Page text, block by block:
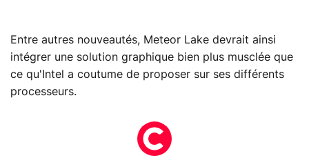
Entre autres nouveautés, Meteor Lake devrait ainsi
intégrer une solution graphique bien plus musclée que
ce qu'Intel a coutume de proposer sur ses différents
processeurs.